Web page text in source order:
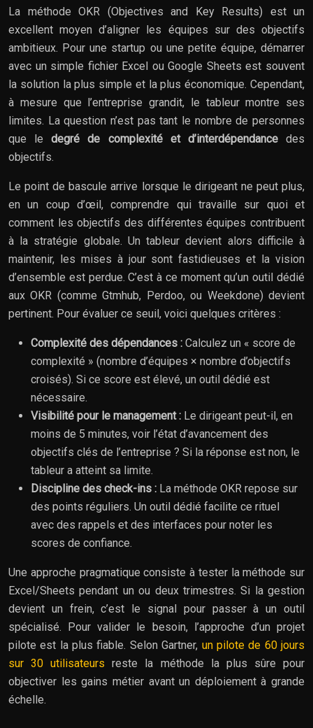
La méthode OKR (Objectives and Key Results) est un
excellent moyen d’aligner les équipes sur des objectifs
ambitieux. Pour une startup ou une petite équipe, démarrer
avec un simple fichier Excel ou Google Sheets est souvent
la solution la plus simple et la plus économique. Cependant,
à mesure que l’entreprise grandit, le tableur montre ses
limites. La question n’est pas tant le nombre de personnes
que ledegré de complexité et d’interdépendancedes
objectifs.
Le point de bascule arrive lorsque le dirigeant ne peut plus,
en un coup d’œil, comprendre qui travaille sur quoi et
comment les objectifs des différentes équipes contribuent
à la stratégie globale. Un tableur devient alors difficile à
maintenir, les mises à jour sont fastidieuses et la vision
d’ensemble est perdue. C’est à ce moment qu’un outil dédié
aux OKR (comme Gtmhub, Perdoo, ou Weekdone) devient
pertinent. Pour évaluer ce seuil, voici quelques critères :
Complexité des dépendances : Calculez un « score de
complexité » (nombre d’équipes × nombre d’objectifs
croisés). Si ce score est élevé, un outil dédié est
nécessaire.
Visibilité pour le management : Le dirigeant peut-il, en
moins de 5 minutes, voir l’état d’avancement des
objectifs clés de l’entreprise ? Si la réponse est non, le
tableur a atteint sa limite.
Discipline des check-ins : La méthode OKR repose sur
des points réguliers. Un outil dédié facilite ce rituel
avec des rappels et des interfaces pour noter les
scores de confiance.
Une approche pragmatique consiste à tester la méthode sur
Excel/Sheets pendant un ou deux trimestres. Si la gestion
devient un frein, c’est le signal pour passer à un outil
spécialisé. Pour valider le besoin, l’approche d’un projet
pilote est la plus fiable. Selon Gartner, un pilote de 60 jours
sur 30 utilisateurs reste la méthode la plus sûre pour
objectiver les gains métier avant un déploiement à grande
échelle.